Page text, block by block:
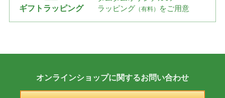
ギフトラッピング
ラッピング （有料） をご用意
オンラインショップに関するお問い合わせ